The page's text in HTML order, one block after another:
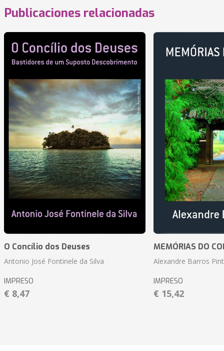
Publicaciones relacionadas
O Concílio dos Deuses
Antonio José Fontinele da Silva
IMPRESO
€ 8,47
MEMÓRIAS DO
Alexandre Barros
IMPRESO
€ 15,42